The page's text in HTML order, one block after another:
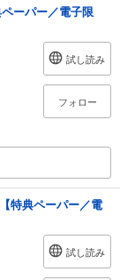
ーパー／電子限
試し読み
フォロー
特典ペーパー／電
試し読み